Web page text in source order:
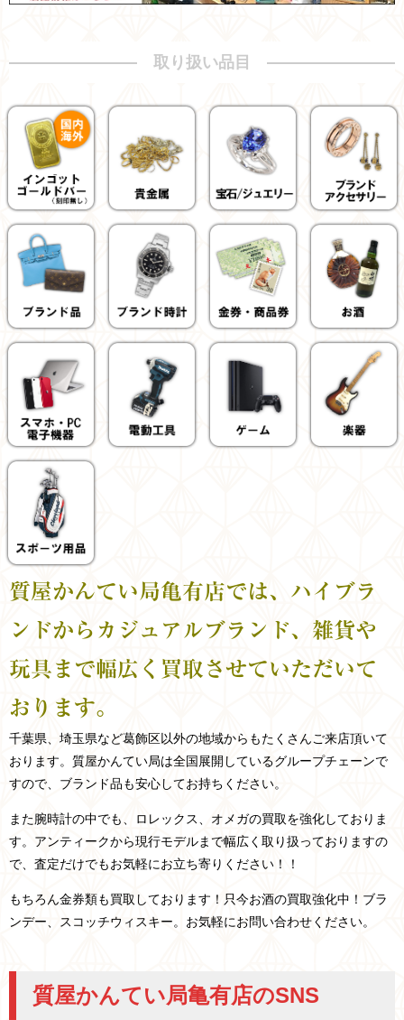
取り扱い品目
質屋かんてい局亀有店では、ハイブラ
ンドからカジュアルブランド、雑貨や
玩具まで幅広く買取させていただいて
おります。
千葉県、埼玉県など葛飾区以外の地域からもたくさんご来店頂いて
おります。 質屋かんてい局は全国展開しているグループチェーンで
すので、ブランド品も安心してお持ちください。
また腕時計の中でも、ロレックス、オメガの買取を強化しておりま
す。アンティークから現行モデルまで幅広く取り扱っておりますの
で、査定だけでもお気軽にお立ち寄りください！！
もちろん金券類も買取しております！只今お酒の買取強化中！ブラ
ンデー、スコッチウィスキー。お気軽にお問い合わせください。
質屋かんてい局亀有店のSNS